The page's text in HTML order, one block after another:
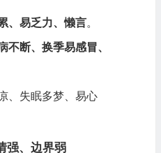
、易乏力、懒言。
不断、换季易感冒、
、失眠多梦、易心
强、边界弱